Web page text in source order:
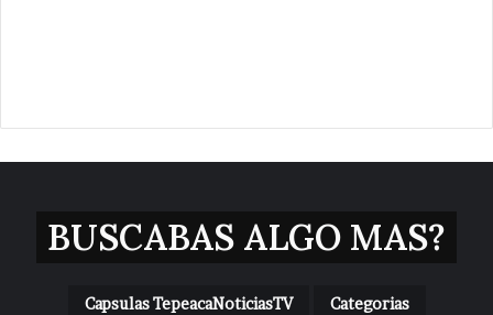
BUSCABAS ALGO MAS?
Capsulas TepeacaNoticiasTV Categorias